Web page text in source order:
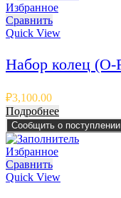
Избранное
Сравнить
Quick View
Набор колец
₽3,100.00
Подробнее
Сообщить о
Избранное
Сравнить
Quick View